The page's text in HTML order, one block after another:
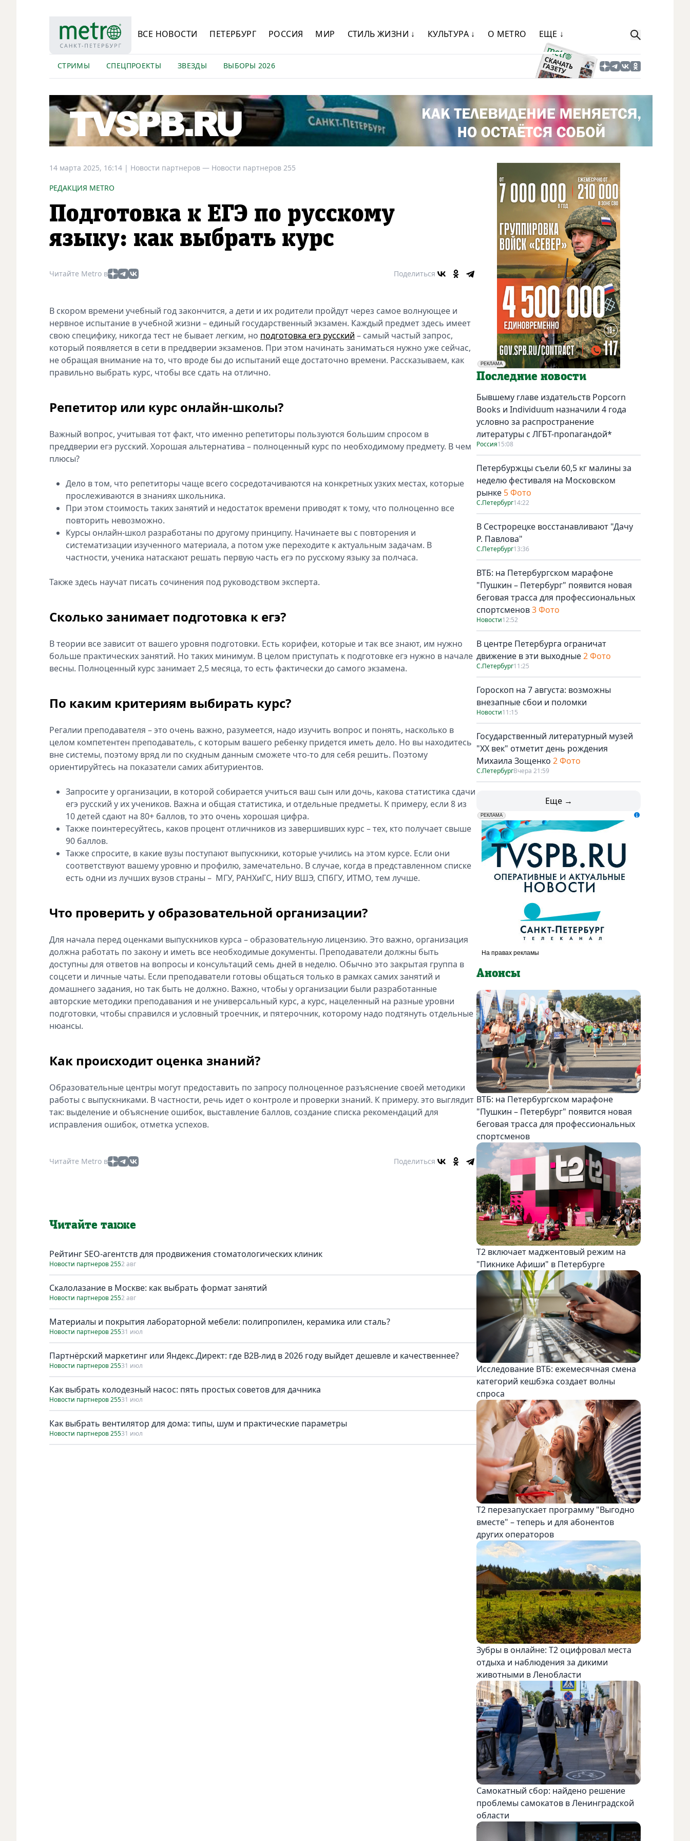
ВСЕ НОВОСТИ ПЕТЕРБУРГ РОССИЯ МИР СТИЛЬ ЖИЗНИ ↓ КУЛЬТУРА ↓ О METRO ЕЩЕ ↓
СТРИМЫ СПЕЦПРОЕКТЫ ЗВЕЗДЫ ВЫБОРЫ 2026
14 марта 2025, 16:14 | Новости партнеров — Новости партнеров 255
РЕДАКЦИЯ METRO
Подготовка к ЕГЭ по русскому
языку: как выбрать курс
Читайте Metro в Поделиться
В скором времени учебный год закончится, а дети и их родители пройдут через самое волнующее и
нервное испытание в учебной жизни – единый государственный экзамен. Каждый предмет здесь имеет
свою специфику, никогда тест не бывает легким, но подготовка егэ русский – самый частый запрос,
который появляется в сети в преддверии экзаменов. При этом начинать заниматься нужно уже сейчас,
не обращая внимание на то, что вроде бы до испытаний еще достаточно времени. Рассказываем, как
правильно выбрать курс, чтобы все сдать на отлично.
Репетитор или курс онлайн-школы?
Важный вопрос, учитывая тот факт, что именно репетиторы пользуются большим спросом в
преддверии егэ русский. Хорошая альтернатива – полноценный курс по необходимому предмету. В чем
плюсы?
Дело в том, что репетиторы чаще всего сосредотачиваются на конкретных узких местах, которые
прослеживаются в знаниях школьника.
При этом стоимость таких занятий и недостаток времени приводят к тому, что полноценно все
повторить невозможно.
Курсы онлайн-школ разработаны по другому принципу. Начинаете вы с повторения и
систематизации изученного материала, а потом уже переходите к актуальным задачам. В
частности, ученика натаскают решать первую часть егэ по русскому языку за полчаса.
Также здесь научат писать сочинения под руководством эксперта.
Сколько занимает подготовка к егэ?
В теории все зависит от вашего уровня подготовки. Есть корифеи, которые и так все знают, им нужно
больше практических занятий. Но таких минимум. В целом приступать к подготовке егэ нужно в начале
весны. Полноценный курс занимает 2,5 месяца, то есть фактически до самого экзамена.
По каким критериям выбирать курс?
Регалии преподавателя – это очень важно, разумеется, надо изучить вопрос и понять, насколько в
целом компетентен преподаватель, с которым вашего ребенку придется иметь дело. Но вы находитесь
вне системы, поэтому вряд ли по скудным данным сможете что-то для себя решить. Поэтому
ориентируйтесь на показатели самих абитуриентов.
Запросите у организации, в которой собирается учиться ваш сын или дочь, какова статистика сдачи
егэ русский у их учеников. Важна и общая статистика, и отдельные предметы. К примеру, если 8 из
10 детей сдают на 80+ баллов, то это очень хорошая цифра.
Также поинтересуйтесь, каков процент отличников из завершивших курс – тех, кто получает свыше
90 баллов.
Также спросите, в какие вузы поступают выпускники, которые учились на этом курсе. Если они
соответствуют вашему уровню и профилю, замечательно. В случае, когда в представленном списке
есть одни из лучших вузов страны – МГУ, РАНХиГС, НИУ ВШЭ, СПбГУ, ИТМО, тем лучше.
Что проверить у образовательной организации?
Для начала перед оценками выпускников курса – образовательную лицензию. Это важно, организация
должна работать по закону и иметь все необходимые документы. Преподаватели должны быть
доступны для ответов на вопросы и консультаций семь дней в неделю. Обычно это закрытая группа в
соцсети и личные чаты. Если преподаватели готовы общаться только в рамках самих занятий и
домашнего задания, но так быть не должно. Важно, чтобы у организации были разработанные
авторские методики преподавания и не универсальный курс, а курс, нацеленный на разные уровни
подготовки, чтобы справился и условный троечник, и пятерочник, которому надо подтянуть отдельные
нюансы.
Как происходит оценка знаний?
Образовательные центры могут предоставить по запросу полноценное разъяснение своей методики
работы с выпускниками. В частности, речь идет о контроле и проверки знаний. К примеру. это выглядит
так: выделение и объяснение ошибок, выставление баллов, создание списка рекомендаций для
исправления ошибок, отметка успехов.
Читайте Metro в Поделиться
Читайте также
Рейтинг SEO-агентств для продвижения стоматологических клиник
Новости партнеров 2552 авг
Скалолазание в Москве: как выбрать формат занятий
Новости партнеров 2552 авг
Материалы и покрытия лабораторной мебели: полипропилен, керамика или сталь?
Новости партнеров 25531 июл
Партнёрский маркетинг или Яндекс.Директ: где B2B-лид в 2026 году выйдет дешевле и качественнее?
Новости партнеров 25531 июл
Как выбрать колодезный насос: пять простых советов для дачника
Новости партнеров 25531 июл
Как выбрать вентилятор для дома: типы, шум и практические параметры
Новости партнеров 25531 июл
РЕКЛАМА
Социальная реклама
Последние новости
Бывшему главе издательств Popcorn
Books и Individuum назначили 4 года
условно за распространение
литературы с ЛГБТ-пропагандой*
Россия15:08
Петербуржцы съели 60,5 кг малины за
неделю фестиваля на Московском
рынке 5 Фото
С.Петербург14:22
В Сестрорецке восстанавливают "Дачу
Р. Павлова"
С.Петербург13:36
ВТБ: на Петербургском марафоне
"Пушкин – Петербург" появится новая
беговая трасса для профессиональных
спортсменов3 Фото
Новости12:52
В центре Петербурга ограничат
движение в эти выходные2 Фото
С.Петербург11:25
Гороскоп на 7 августа: возможны
внезапные сбои и поломки
Новости11:15
Государственный литературный музей
"ХХ век" отметит день рождения
Михаила Зощенко 2 Фото
С.ПетербургВчера 21:59
Еще →
erid: LdtCK5udn
РЕКЛАМА
АО "ГАТР", ИНН: 7841320717
Анонсы
ВТБ: на Петербургском марафоне
"Пушкин – Петербург" появится новая
беговая трасса для профессиональных
спортсменов
Т2 включает маджентовый режим на
"Пикнике Афиши" в Петербурге
Исследование ВТБ: ежемесячная смена
категорий кешбэка создает волны
спроса
Т2 перезапускает программу "Выгодно
вместе" – теперь и для абонентов
других операторов
Зубры в онлайне: Т2 оцифровал места
отдыха и наблюдения за дикими
животными в Ленобласти
Самокатный сбор: найдено решение
проблемы самокатов в Ленинградской
области